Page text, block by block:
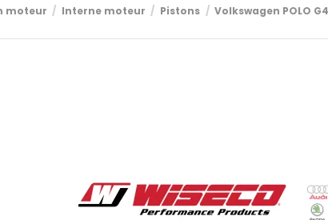
moteur Interne moteur Pistons Volkswagen POLO